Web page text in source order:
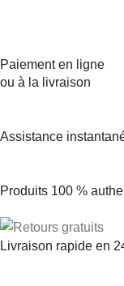
Paiement en ligne
ou à la livraison
Assistance
Produits 100 %
Livraison rapide en